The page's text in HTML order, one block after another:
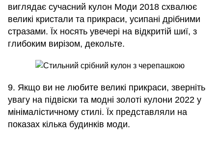
виглядає сучасний кулон Моди 2018 схвалює
великі кристали та прикраси, усипані дрібними
стразами. Їх носять увечері на відкритій шиї, з
глибоким вирізом, декольте.
9. Якщо ви не любите великі прикраси, зверніть
увагу на підвіски та модні золоті кулони 2022 у
мінімалістичному стилі. Їх представляли на
показах кілька будинків моди.